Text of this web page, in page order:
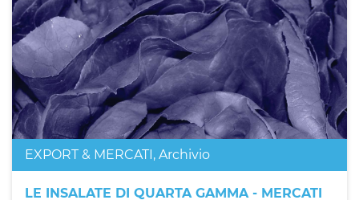
EXPORT & MERCATI , Archivio
LE INSALATE DI QUARTA GAMMA - MERCATI